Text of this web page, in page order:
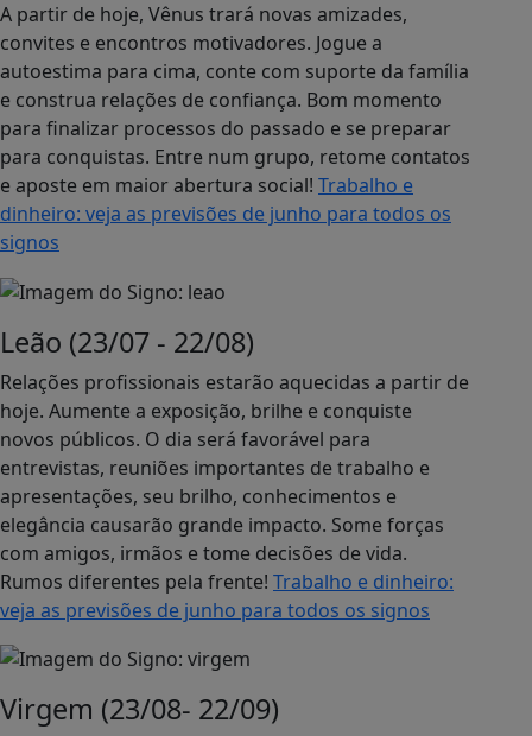
A partir de hoje, Vênus trará novas amizades,
convites e encontros motivadores. Jogue a
autoestima para cima, conte com suporte da família
e construa relações de confiança. Bom momento
para finalizar processos do passado e se preparar
para conquistas. Entre num grupo, retome contatos
e aposte em maior abertura social! Trabalho e
dinheiro: veja as previsões de junho para todos os
signos
Leão (23/07 - 22/08)
Relações profissionais estarão aquecidas a partir de
hoje. Aumente a exposição, brilhe e conquiste
novos públicos. O dia será favorável para
entrevistas, reuniões importantes de trabalho e
apresentações, seu brilho, conhecimentos e
elegância causarão grande impacto. Some forças
com amigos, irmãos e tome decisões de vida.
Rumos diferentes pela frente! Trabalho e dinheiro:
veja as previsões de junho para todos os signos
Virgem (23/08- 22/09)